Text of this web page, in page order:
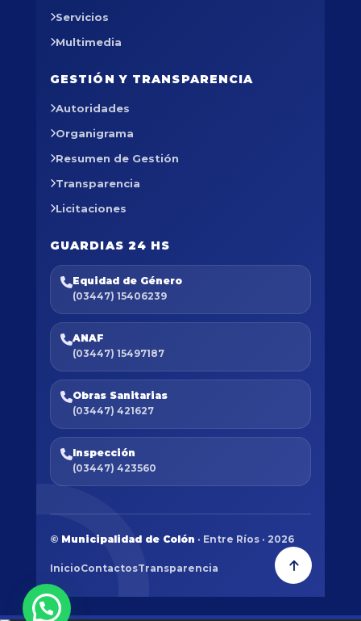
Servicios
Multimedia
GESTIÓN Y TRANSPARENCIA
Autoridades
Organigrama
Resumen de Gestión
Transparencia
Licitaciones
GUARDIAS 24 HS
Equidad de Género
(03447) 15406239
ANAF
(03447) 15497187
Obras Sanitarias
(03447) 421627
Inspección
(03447) 423560
© Municipalidad de Colón · Entre Ríos · 2026
InicioContactosTransparencia